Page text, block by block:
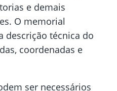
e demais
O memorial
descrição técnica do
coordenadas e
ser necessários